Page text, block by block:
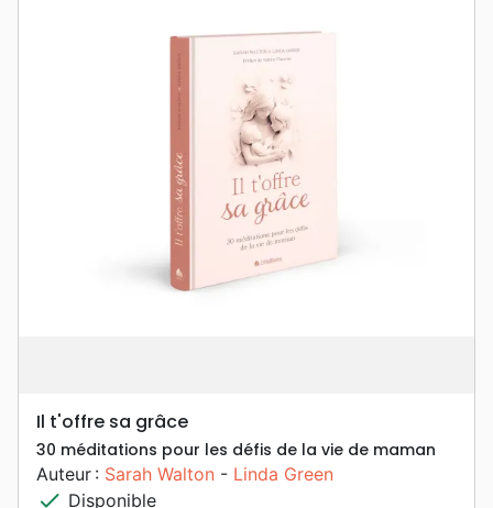
Il t'offre sa grâce
30 méditations pour les défis de la vie de maman
Auteur : Sarah Walton - Linda Green
check Disponible